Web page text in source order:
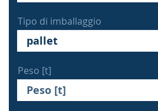
Tipo di imballaggio
Peso [t]